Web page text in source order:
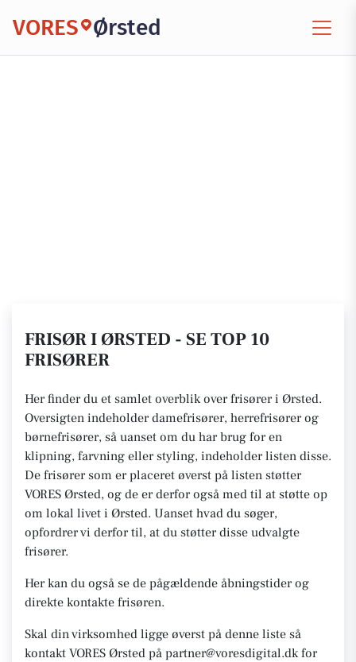
VORES Ørsted
FRISØR I ØRSTED - SE TOP 10
FRISØRER
Her finder du et samlet overblik over frisører i Ørsted.
Oversigten indeholder damefrisører, herrefrisører og
børnefrisører, så uanset om du har brug for en
klipning, farvning eller styling, indeholder listen disse.
De frisører som er placeret øverst på listen støtter
VORES Ørsted, og de er derfor også med til at støtte op
om lokal livet i Ørsted. Uanset hvad du søger,
opfordrer vi derfor til, at du støtter disse udvalgte
frisører.
Her kan du også se de pågældende åbningstider og
direkte kontakte frisøren.
Skal din virksomhed ligge øverst på denne liste så
kontakt VORES Ørsted på partner@voresdigital.dk for